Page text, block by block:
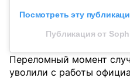
Посмотреть эту
Публикация от
Переломный момент
уволили с работы